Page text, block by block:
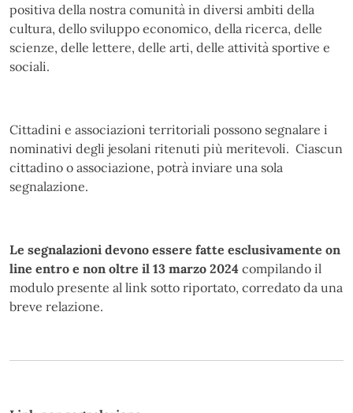
positiva della nostra comunità in diversi ambiti della
cultura, dello sviluppo economico, della ricerca, delle
scienze, delle lettere, delle arti, delle attività sportive e
sociali.
Cittadini e associazioni territoriali possono segnalare i
nominativi degli jesolani ritenuti più meritevoli. Ciascun
cittadino o associazione, potrà inviare una sola
segnalazione.
Le segnalazioni devono essere fatte esclusivamente on
line entro e non oltre il 13 marzo 2024 compilando il
modulo presente al link sotto riportato, corredato da una
breve relazione.